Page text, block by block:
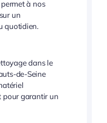
à nos
un
quotidien.
dans le
de-Seine
pour garantir un